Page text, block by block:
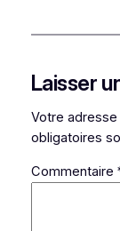
Laisser
Votre
obligatoires
Commentaire